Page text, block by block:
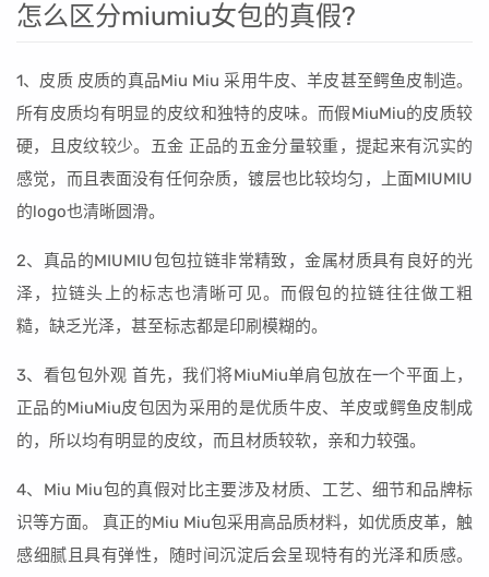
怎么区分miumiu女包的真假?
1、皮质 皮质的真品Miu Miu 采用牛皮、羊皮甚至鳄鱼皮制造。
所有皮质均有明显的皮纹和独特的皮味。而假MiuMiu的皮质较
硬，且皮纹较少。五金 正品的五金分量较重，提起来有沉实的
感觉，而且表面没有任何杂质，镀层也比较均匀，上面MIUMIU
的logo也清晰圆滑。
2、真品的MIUMIU包包拉链非常精致，金属材质具有良好的光
泽，拉链头上的标志也清晰可见。而假包的拉链往往做工粗
糙，缺乏光泽，甚至标志都是印刷模糊的。
3、看包包外观 首先，我们将MiuMiu单肩包放在一个平面上，
正品的MiuMiu皮包因为采用的是优质牛皮、羊皮或鳄鱼皮制成
的，所以均有明显的皮纹，而且材质较软，亲和力较强。
4、Miu Miu包的真假对比主要涉及材质、工艺、细节和品牌标
识等方面。 真正的Miu Miu包采用高品质材料，如优质皮革，触
感细腻且具有弹性，随时间沉淀后会呈现特有的光泽和质感。